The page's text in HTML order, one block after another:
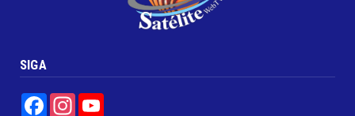
SIGA
FacebookInstagram